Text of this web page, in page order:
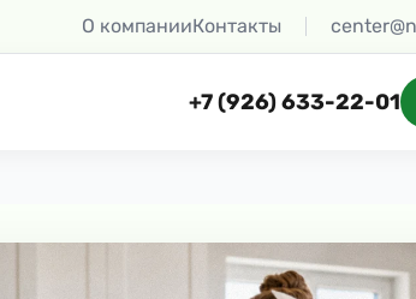
О компанииКонтакты
+7 (926) 633-22-01